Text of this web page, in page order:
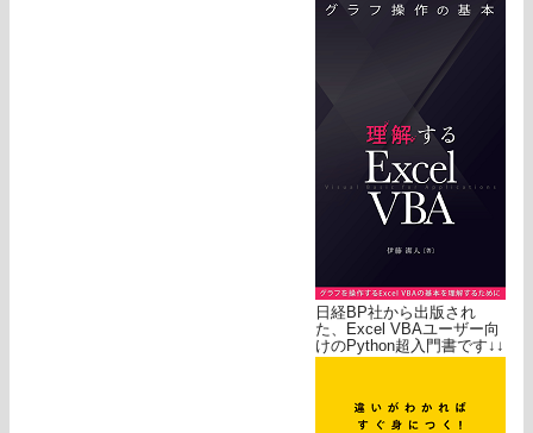
日経BP社から出版され
た、Excel VBAユーザー向
けのPython超入門書です↓↓